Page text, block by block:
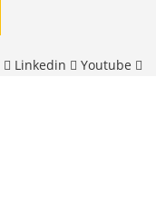
Linkedin Youtube